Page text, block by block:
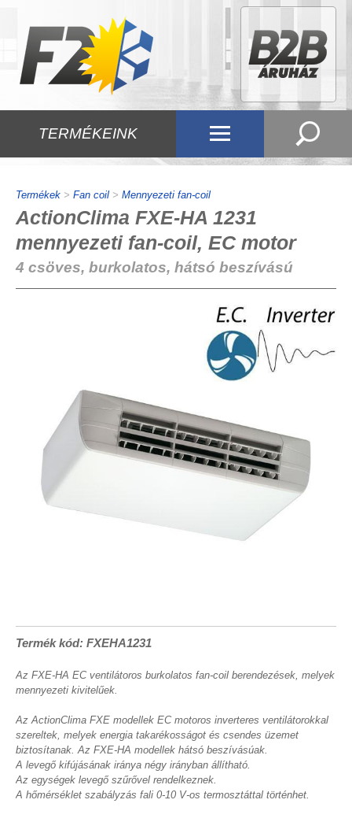
TERMÉKEINK
Termékek > Fan coil > Mennyezeti fan-coil
ActionClima FXE-HA 1231
mennyezeti fan-coil, EC motor
4 csöves, burkolatos, hátsó beszívású
Termék kód: FXEHA1231
Az FXE-HA EC ventilátoros burkolatos fan-coil berendezések, melyek
mennyezeti kivitelűek.
Az ActionClima FXE modellek EC motoros inverteres ventilátorokkal
szereltek, melyek energia takarékosságot és csendes üzemet
biztosítanak. Az FXE-HA modellek hátsó beszívásúak.
A levegő kifújásának iránya négy irányban állítható.
Az egységek levegő szűrővel rendelkeznek.
A hőmérséklet szabályzás fali 0-10 V-os termosztáttal történhet.